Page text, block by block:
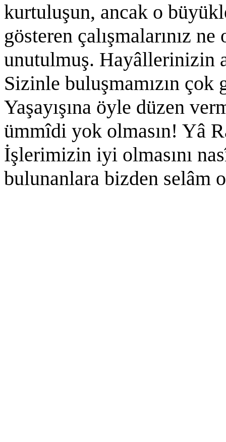
kurtuluşun, ancak o
gösteren çalışmalarınız
unutulmuş. Hayâllerinizin
Sizinle buluşmamızın çok
Yaşayışına öyle düzen
ümmîdi yok olmasın! Yâ
İşlerimizin iyi olmasını
bulunanlara bizden selâm